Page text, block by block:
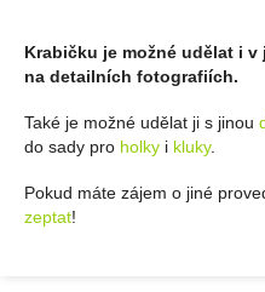
Krabičku je možné udělat i
na detailních fotografiích.
Také je možné udělat ji s jinou
do sady pro holky i kluky.
Pokud máte zájem o jiné
zeptat!